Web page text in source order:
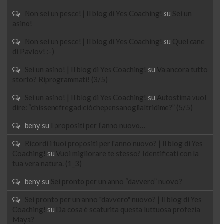
Non sei un pesce! | Il blog di Yes Coaching! su Sei un
asino!
Non sei un pesce! | Il blog di Yes Coaching! su
Quel cane
di Pavlov! :-)
Sei un asino! | Il blog di Yes Coaching! su Va ancora tutto
storto? Riprogrammati! (3/5)
Sei un asino! | Il blog di Yes Coaching! su
Autostima vuol
dire: “chissenefregadiciòchepensanoglialtridime?” (5/5)
beny su I propositi per l’anno nuovo…
Ricordi i tuoi propositi per l'anno nuovo? | Il blog di Yes
Coaching! su Vuoi migliorare te stesso? Identificati con la
tua vera natura. (1_3)
beny su Sei pronto per un anno “davvero” nuovo?
Sei pronto per un anno "davvero" nuovo? | Il blog di Yes
Coaching! su
Da cosa è scaturita questa luttuosa profezia
Maya?